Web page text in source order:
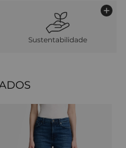
Sustentabilidade